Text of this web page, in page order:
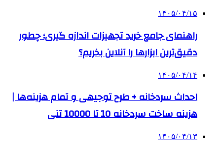
۱۴۰۵/۰۴/۱۵
راهنمای جامع خرید تجهیزات اندازه گیری؛ چطور
دقیق‌ترین ابزارها را آنلاین بخریم؟
۱۴۰۵/۰۴/۱۴
احداث سردخانه + طرح توجیهی و تمام هزینه‌ها |
هزینه ساخت سردخانه 10 تا 10000 تنی
۱۴۰۵/۰۴/۱۳